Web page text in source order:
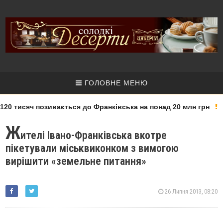
ГОЛОВНЕ МЕНЮ
тисяч позивається до Франківська на понад 20 млн грн
Жителі Івано-Франківська вкотре
пікетували міськвиконком з вимогою
вирішити «земельне питання»
26 Липня 2013, 08:20